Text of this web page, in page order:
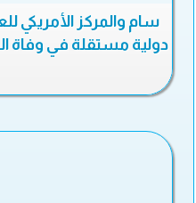
سام والمركز الأمريكي
دولية مستقلة في وفاة